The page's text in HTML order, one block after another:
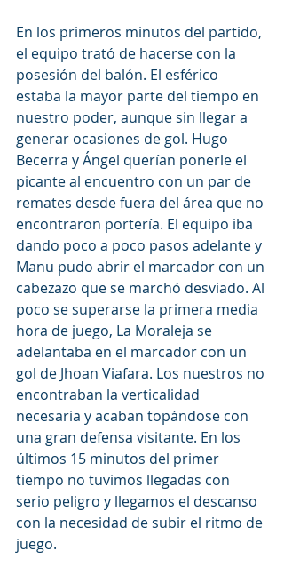
En los primeros minutos del partido,
el equipo trató de hacerse con la
posesión del balón. El esférico
estaba la mayor parte del tiempo en
nuestro poder, aunque sin llegar a
generar ocasiones de gol. Hugo
Becerra y Ángel querían ponerle el
picante al encuentro con un par de
remates desde fuera del área que no
encontraron portería. El equipo iba
dando poco a poco pasos adelante y
Manu pudo abrir el marcador con un
cabezazo que se marchó desviado. Al
poco se superarse la primera media
hora de juego, La Moraleja se
adelantaba en el marcador con un
gol de Jhoan Viafara. Los nuestros no
encontraban la verticalidad
necesaria y acaban topándose con
una gran defensa visitante. En los
últimos 15 minutos del primer
tiempo no tuvimos llegadas con
serio peligro y llegamos el descanso
con la necesidad de subir el ritmo de
juego.